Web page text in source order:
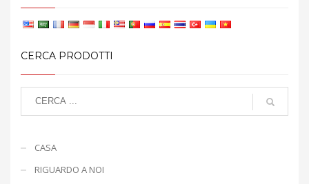
CERCA PRODOTTI
CASA
RIGUARDO A NOI